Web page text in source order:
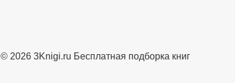
© 2026 3Knigi.ru Бесплатная подборка книг